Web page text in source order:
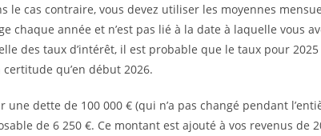
le cas contraire, vous devez utiliser les moyennes
chaque année et n’est pas lié à la date à laquelle vous
des taux d’intérêt, il est probable que le taux pour
certitude qu’en début 2026.
une dette de 100 000 € (qui n’a pas changé pendant
de 6 250 €. Ce montant est ajouté à vos revenus de